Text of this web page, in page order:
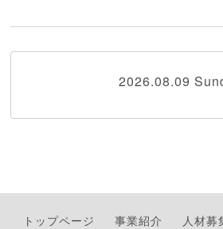
2026.08.09
トップページ 事業紹介 人材募